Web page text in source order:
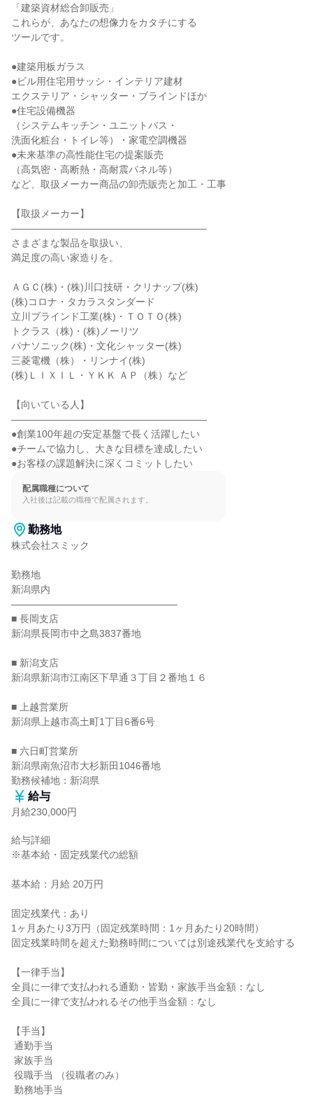
「建築資材総合卸販売」
これらが、あなたの想像力をカタチにする
ツールです。
●建築用板ガラス
●ビル用住宅用サッシ・インテリア建材
エクステリア・シャッター・ブラインドほか
●住宅設備機器
（システムキッチン・ユニットバス・
洗面化粧台・トイレ等）・家電空調機器
●未来基準の高性能住宅の提案販売
（高気密・高断熱・高耐震パネル等）
など、取扱メーカー商品の卸売販売と加工・工事
【取扱メーカー】
――――――――――――――――――――
さまざまな製品を取扱い、
満足度の高い家造りを。
ＡＧＣ(株)・(株)川口技研・クリナップ(株)
(株)コロナ・タカラスタンダード
立川ブラインド工業(株)・ＴＯＴＯ(株)
トクラス（株)・(株)ノーリツ
パナソニック(株)・文化シャッター(株)
三菱電機（株）・リンナイ(株)
(株)ＬＩＸＩＬ・ＹＫＫ ＡＰ（株）など
【向いている人】
――――――――――――――――――――
●創業100年超の安定基盤で長く活躍したい
●チームで協力し、大きな目標を達成したい
●お客様の課題解決に深くコミットしたい
配属職種について
入社後は記載の職種で配属されます。
勤務地
株式会社スミック
勤務地
新潟県内
―――――――――――――――――
■ 長岡支店
新潟県長岡市中之島3837番地
■ 新潟支店
新潟県新潟市江南区下早通３丁目２番地１６
■ 上越営業所
新潟県上越市高土町1丁目6番6号
■ 六日町営業所
新潟県南魚沼市大杉新田1046番地
勤務候補地：新潟県
給与
月給230,000円
給与詳細
※基本給・固定残業代の総額
基本給：月給 20万円
固定残業代：あり
1ヶ月あたり3万円（固定残業時間：1ヶ月あたり20時間）
固定残業時間を超えた勤務時間については別途残業代を支給する
【一律手当】
全員に一律で支払われる通勤・皆勤・家族手当金額：なし
全員に一律で支払われるその他手当金額：なし
【手当】